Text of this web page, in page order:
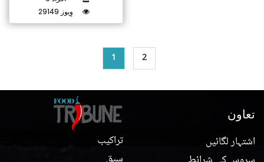
29149 وِیوز
1 2
تراکیب
تعاون
اشتہار لگائیں